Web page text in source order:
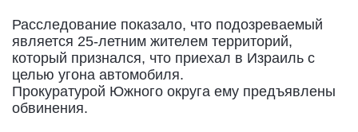
Расследование показало, что подозреваемый
является 25-летним жителем территорий,
который признался, что приехал в Израиль с
целью угона автомобиля.
Прокуратурой Южного округа ему предъявлены
обвинения.